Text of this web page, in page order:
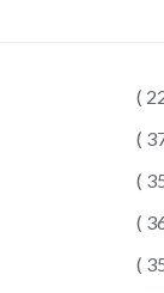
(
(
(
(
(